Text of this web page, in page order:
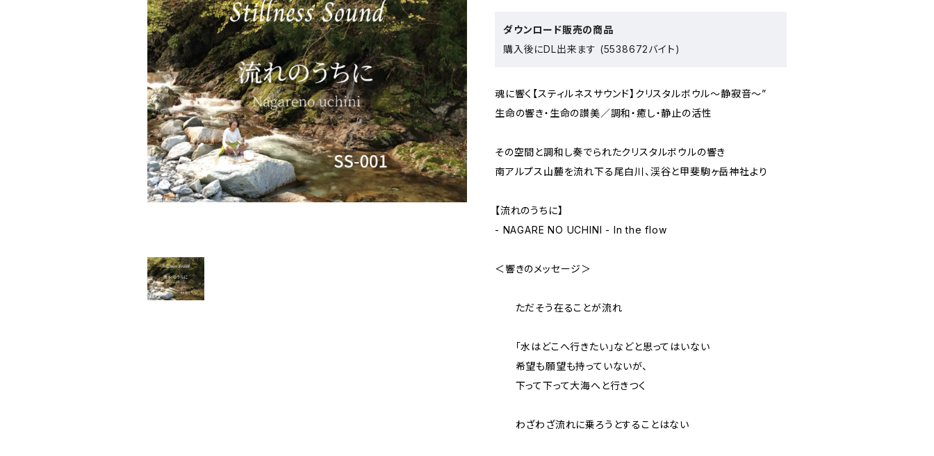
ダウンロード販売の商品
購入後にDL出来ます (5538672バイト)
魂に響く【スティルネスサウンド】クリスタルボウル～静寂音～”
生命の響き・生命の讃美／調和・癒し・静止の活性
その空間と調和し奏でられたクリスタルボウルの響き
南アルプス山麓を流れ下る尾白川、渓谷と甲斐駒ヶ岳神社より
【流れのうちに】
- NAGARE NO UCHINI - In the flow
＜響きのメッセージ＞
ただそう在ることが流れ
「水はどこへ行きたい」などと思ってはいない
希望も願望も持っていないが、
下って下って大海へと行きつく
わざわざ流れに乗ろうとすることはない